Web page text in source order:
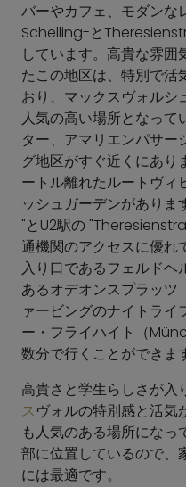
バーやカフェ、モダンな
Schelling-と
しています。高貴な雰囲
たこの地区は、特別で活
おり、マックスヴォルシ
人気の高い場所となって
ター、アマリエンパサー
グ地区がすぐ近くにあり
ートル離れたルートヴィ
ッシュガーデンがあり
"とU2駅の
通機関のアクセスに優れ
入り口であるフェルド
あるオデオンスプラッ
ァービングのナイトラ
ー・フライハイト（
数分で行くことができま
高貴さと学生らしさが入
スヴォルの特別感と活気
も人気のある場所になっ
部に位置しているので、
には最適です。